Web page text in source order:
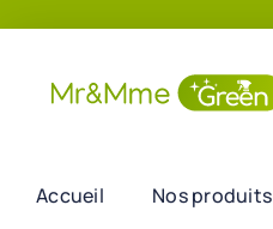
Accueil Nos produits